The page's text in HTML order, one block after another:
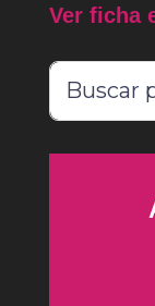
Ver ficha